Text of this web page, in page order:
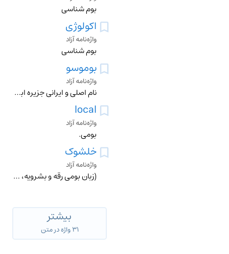
بوم شناسی
اکولوژی
واژه‌نامه آزاد
بوم شناسی
بوموسو
واژه‌نامه آزاد
نام اصلی و ایرانی جزیره ابوموسی که شامل دو قسمت بوم به معنی سرزمین و سو به معنی سبز که در کنار هم به معنی سرزمین سبز می باشد
local
واژه‌نامه آزاد
بومی.
خلشوک
واژه‌نامه آزاد
(زبان بومی رقه و بشرویه، خراسان جنوبی) جای لیز و لغزنده را می گویند.
بیشتر
۳۱ واژه در متن